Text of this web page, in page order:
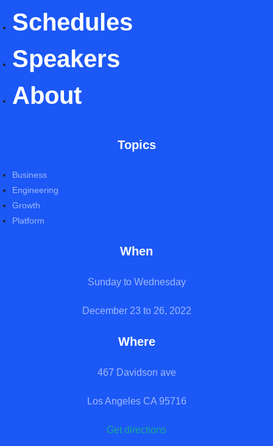
Schedules
Speakers
About
Topics
Business
Engineering
Growth
Platform
When
Sunday to Wednesday
December 23 to 26, 2022
Where
467 Davidson ave
Los Angeles CA 95716
Get directions